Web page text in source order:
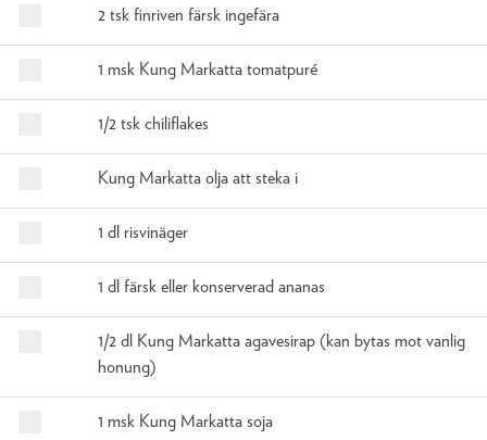
2 tsk finriven färsk ingefära
1 msk Kung Markatta tomatpuré
1/2 tsk chiliflakes
Kung Markatta olja att steka i
1 dl risvinäger
1 dl färsk eller konserverad ananas
1/2 dl Kung Markatta agavesirap (kan bytas mot vanlig
honung)
1 msk Kung Markatta soja